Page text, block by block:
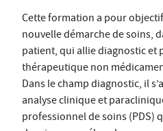
Cette formation a pour
nouvelle démarche de soins,
patient, qui allie diagnostic et
thérapeutique non
Dans le champ diagnostic, il
analyse clinique et
professionnel de soins (PDS)